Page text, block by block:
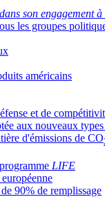
son engagement
les groupes
américains
et de
aux nouveaux types
d'émissions de CO
LIFE
90% de remplissage